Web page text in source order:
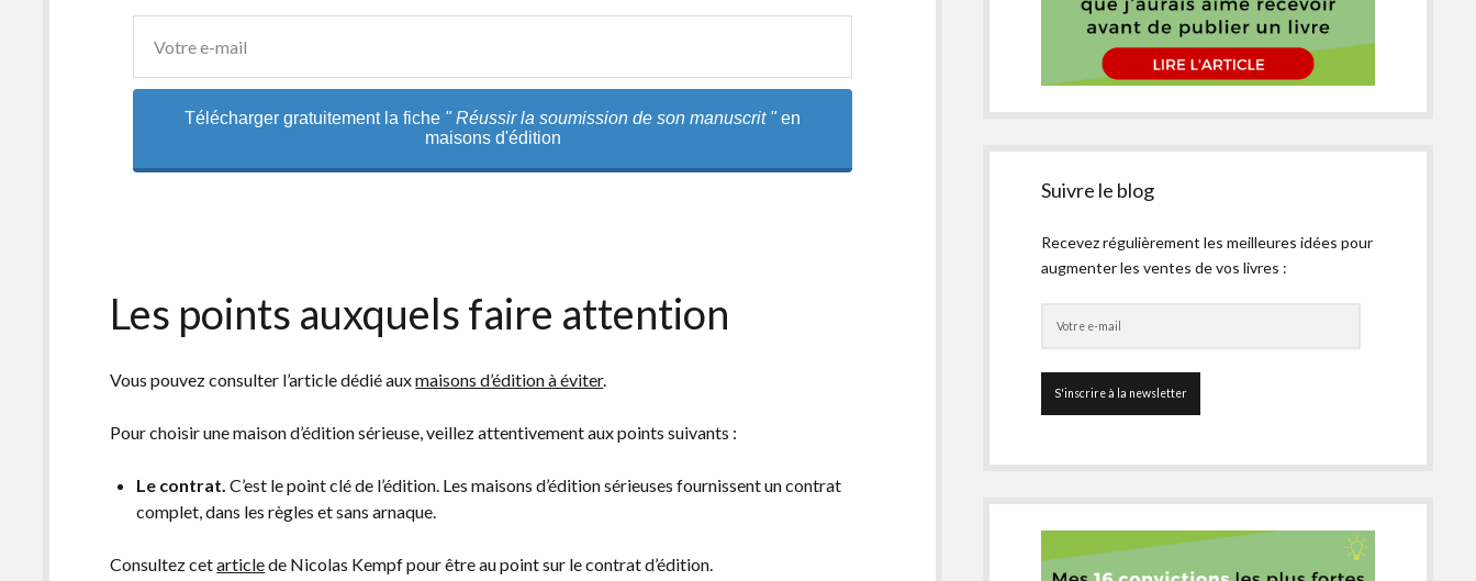
Télécharger gratuitement la fiche " Réussir la soumission de son manuscrit "en
maisons d'édition
Les points auxquels faire attention
Vous pouvez consulter l’article dédié auxmaisons d’édition à éviter.
Pour choisir une maison d’édition sérieuse, veillez attentivement aux points suivants :
Le contrat. C’est le point clé de l’édition. Les maisons d’édition sérieuses fournissent un contrat
complet, dans les règles et sans arnaque.
Consultez cetarticlede Nicolas Kempf pour être au point sur le contrat d’édition.
Suivre le blog
Recevez régulièrement les meilleures idées pour
augmenter les ventes de vos livres :